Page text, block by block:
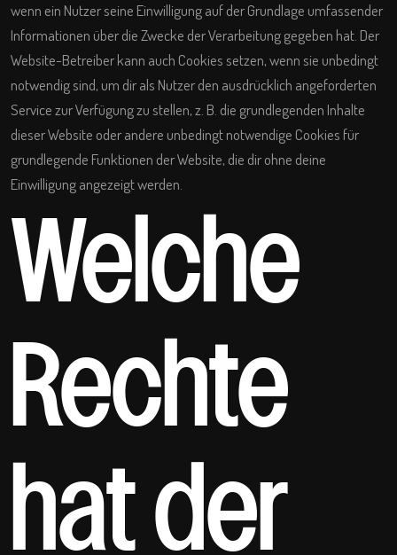
wenn ein Nutzer seine Einwilligung auf der Grundlage umfassender
Informationen über die Zwecke der Verarbeitung gegeben hat. Der
Website-Betreiber kann auch Cookies setzen, wenn sie unbedingt
notwendig sind, um dir als Nutzer den ausdrücklich angeforderten
Service zur Verfügung zu stellen, z. B. die grundlegenden Inhalte
dieser Website oder andere unbedingt notwendige Cookies für
grundlegende Funktionen der Website, die dir ohne deine
Einwilligung angezeigt werden.
Welche
Rechte
hat der